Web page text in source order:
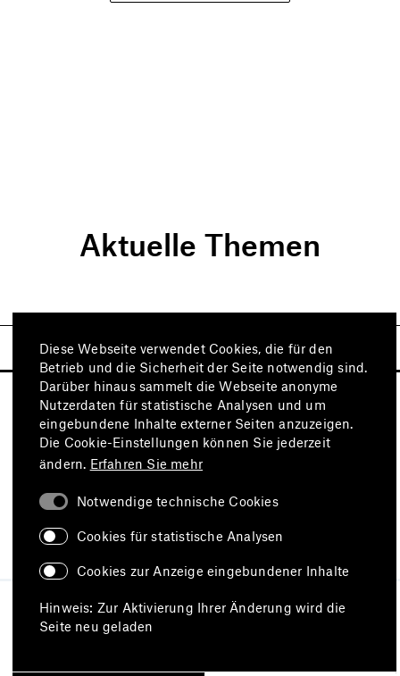
Aktuelle Themen
Besuchen Sie auch
Impressum
Datenschutz
Nutzungsbedingungen
Erklärung zur Barrierefreiheit
Diese Webseite verwendet Cookies, die für den
Betrieb und die Sicherheit der Seite notwendig sind.
Darüber hinaus sammelt die Webseite anonyme
Nutzerdaten für statistische Analysen und um
eingebundene Inhalte externer Seiten anzuzeigen.
Die Cookie-Einstellungen können Sie jederzeit
ändern. Erfahren Sie mehr
Notwendige technische Cookies
Cookies für statistische Analysen
Cookies zur Anzeige eingebundener Inhalte
Hinweis: Zur Aktivierung Ihrer Änderung wird die
Seite neu geladen